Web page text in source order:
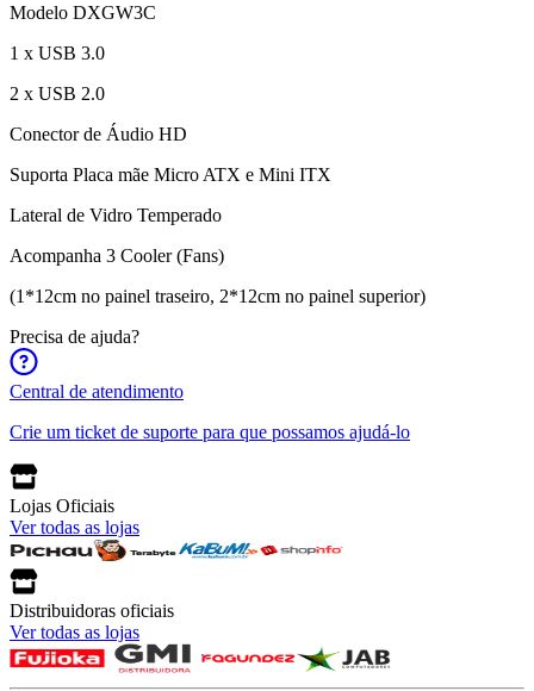
Modelo DXGW3C
1 x USB 3.0
2 x USB 2.0
Conector de Áudio HD
Suporta Placa mãe Micro ATX e Mini ITX
Lateral de Vidro Temperado
Acompanha 3 Cooler (Fans)
(1*12cm no painel traseiro, 2*12cm no painel superior)
Precisa de ajuda?
Central de atendimento
Crie um ticket de suporte para que possamos ajudá-lo
Lojas Oficiais
Ver todas as lojas
Distribuidoras oficiais
Ver todas as lojas